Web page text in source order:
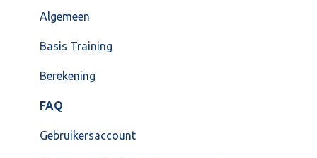
VoorraadService & Onderhoud
Jaarafsluiting
Salarisberekening
Overig
FAQ – Beëindiging CASH Lonen en overstap naar
Algemeen
Basis Training
Berekening
FAQ
Gebruikersaccount